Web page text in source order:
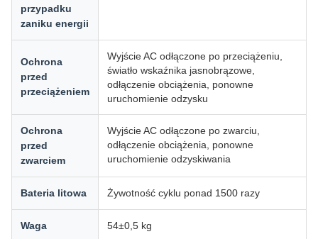
przypadku
zaniku energii
Ochrona
przed
przeciążeniem
Wyjście AC odłączone po przeciążeniu,
światło wskaźnika jasnobrązowe,
odłączenie obciążenia, ponowne
uruchomienie odzysku
Ochrona
przed
zwarciem
Wyjście AC odłączone po zwarciu,
odłączenie obciążenia, ponowne
uruchomienie odzyskiwania
Bateria litowa Żywotność cyklu ponad 1500 razy
Waga 54±0,5 kg